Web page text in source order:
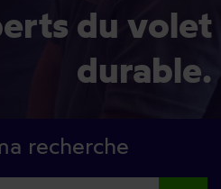
durable.
recherche